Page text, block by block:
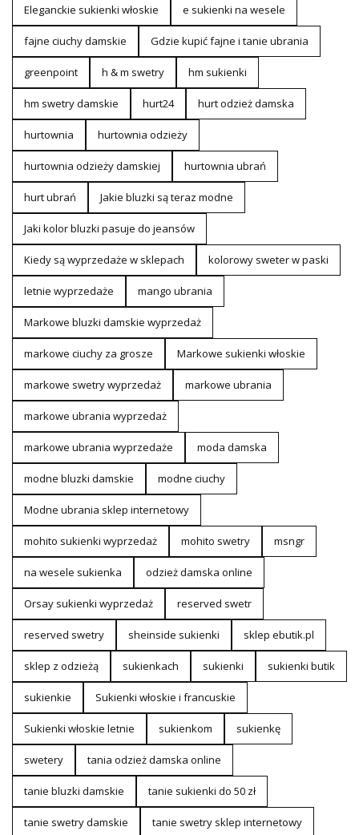
Eleganckie sukienki włoskie e sukienki na wesele
fajne ciuchy damskie Gdzie kupić fajne i tanie ubrania
greenpoint h & m swetry hm sukienki
hm swetry damskie hurt24 hurt odzież damska
hurtownia hurtownia odzieży
hurtownia odzieży damskiej hurtownia ubrań
hurt ubrań Jakie bluzki są teraz modne
Jaki kolor bluzki pasuje do jeansów
Kiedy są wyprzedaże w sklepach kolorowy sweter w paski
letnie wyprzedaże mango ubrania
Markowe bluzki damskie wyprzedaż
markowe ciuchy za grosze Markowe sukienki włoskie
markowe swetry wyprzedaż markowe ubrania
markowe ubrania wyprzedaż
markowe ubrania wyprzedaże moda damska
modne bluzki damskie modne ciuchy
Modne ubrania sklep internetowy
mohito sukienki wyprzedaż mohito swetry msngr
na wesele sukienka odzież damska online
Orsay sukienki wyprzedaż reserved swetr
reserved swetry sheinside sukienki sklep ebutik.pl
sklep z odzieżą sukienkach sukienki sukienki butik
sukienkie Sukienki włoskie i francuskie
Sukienki włoskie letnie sukienkom sukienkę
swetery tania odzież damska online
tanie bluzki damskie tanie sukienki do 50 zł
tanie swetry damskie tanie swetry sklep internetowy